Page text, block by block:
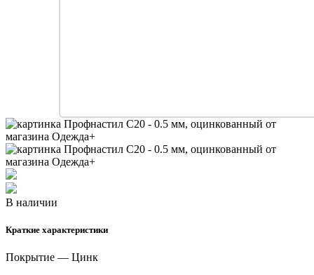
В наличии
Краткие характеристики
Покрытие — Цинк